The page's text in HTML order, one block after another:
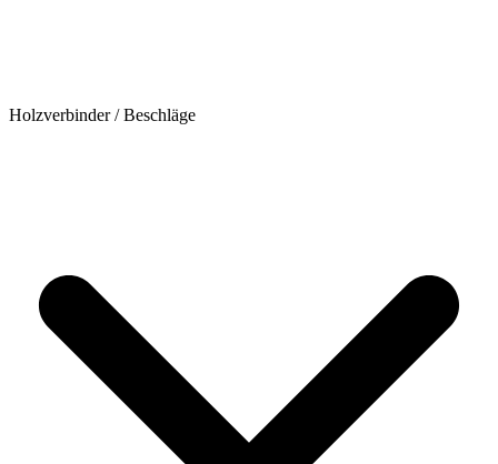
Holzverbinder / Beschläge